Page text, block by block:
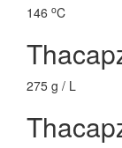
146 oC
275 g / L